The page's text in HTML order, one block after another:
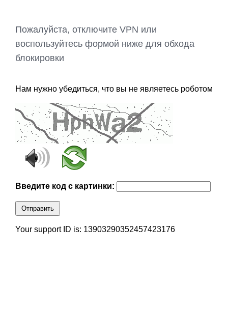
Пожалуйста, отключите VPN или
воспользуйтесь формой ниже для обхода
блокировки
Нам нужно убедиться, что вы не являетесь роботом
Введите код с картинки:
Отправить
Your support ID is: 13903290352457423176